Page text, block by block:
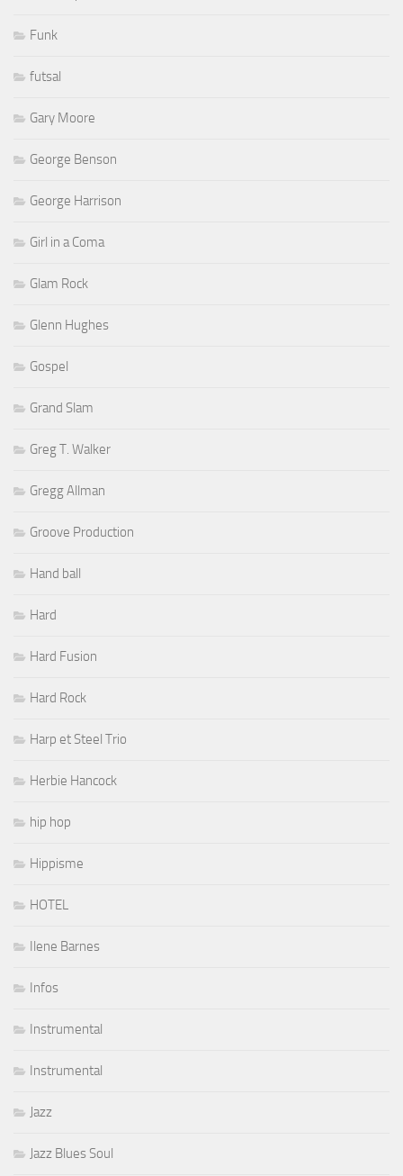
Funk
futsal
Gary Moore
George Benson
George Harrison
Girl in a Coma
Glam Rock
Glenn Hughes
Gospel
Grand Slam
Greg T. Walker
Gregg Allman
Groove Production
Hand ball
Hard
Hard Fusion
Hard Rock
Harp et Steel Trio
Herbie Hancock
hip hop
Hippisme
HOTEL
Ilene Barnes
Infos
Instrumental
Instrumental
Jazz
Jazz Blues Soul